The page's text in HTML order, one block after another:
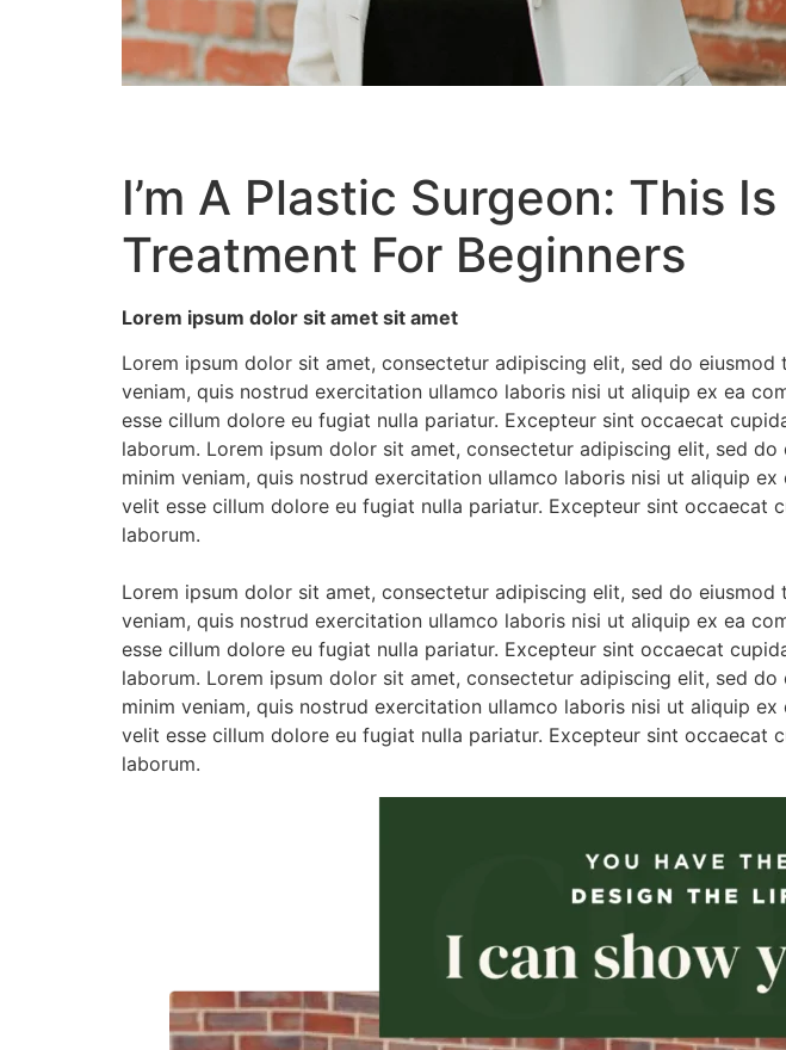
I’m A Plastic Surgeon: This
Treatment For Beginners
Lorem ipsum dolor sit amet sit amet
Lorem ipsum dolor sit amet, consectetur adipiscing elit, sed do
veniam, quis nostrud exercitation ullamco laboris nisi ut aliquip ex ea
esse cillum dolore eu fugiat nulla pariatur. Excepteur sint occaecat
laborum. Lorem ipsum dolor sit amet, consectetur adipiscing elit, sed
minim veniam, quis nostrud exercitation ullamco laboris nisi ut aliquip
velit esse cillum dolore eu fugiat nulla pariatur. Excepteur sint
laborum.
Lorem ipsum dolor sit amet, consectetur adipiscing elit, sed do
veniam, quis nostrud exercitation ullamco laboris nisi ut aliquip ex ea
esse cillum dolore eu fugiat nulla pariatur. Excepteur sint occaecat
laborum. Lorem ipsum dolor sit amet, consectetur adipiscing elit, sed
minim veniam, quis nostrud exercitation ullamco laboris nisi ut aliquip
velit esse cillum dolore eu fugiat nulla pariatur. Excepteur sint
laborum.